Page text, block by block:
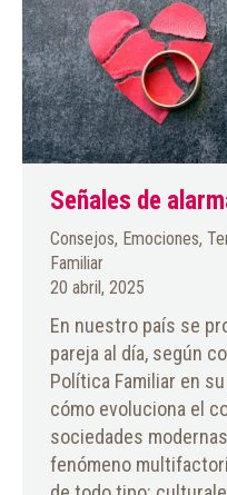
Señales de
Consejos, Emociones,
Familiar
20 abril, 2025
En nuestro país se
pareja al día, según
Política Familiar en
cómo evoluciona el
sociedades
fenómeno